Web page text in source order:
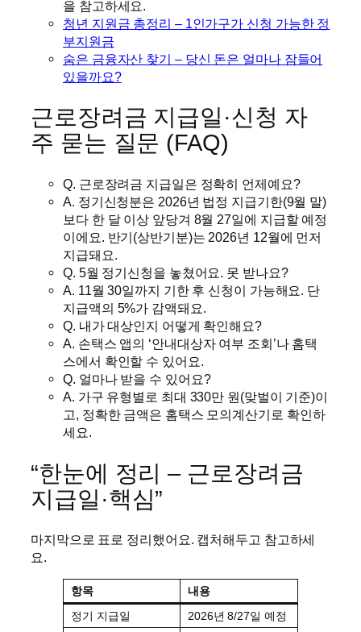
을 참고하세요.
청년 지원금 총정리 – 1인가구가 신청 가능한 정
부지원금
숨은 금융자산 찾기 – 당신 돈은 얼마나 잠들어
있을까요?
근로장려금 지급일·신청 자
주 묻는 질문 (FAQ)
Q. 근로장려금 지급일은 정확히 언제예요?
A. 정기신청분은 2026년 법정 지급기한(9월 말)
보다 한 달 이상 앞당겨 8월 27일에 지급할 예정
이에요. 반기(상반기분)는 2026년 12월에 먼저
지급돼요.
Q. 5월 정기신청을 놓쳤어요. 못 받나요?
A. 11월 30일까지 기한 후 신청이 가능해요. 단
지급액의 5%가 감액돼요.
Q. 내가 대상인지 어떻게 확인해요?
A. 손택스 앱의 ‘안내대상자 여부 조회’나 홈택
스에서 확인할 수 있어요.
Q. 얼마나 받을 수 있어요?
A. 가구 유형별로 최대 330만 원(맞벌이 기준)이
고, 정확한 금액은 홈택스 모의계산기로 확인하
세요.
“한눈에 정리 – 근로장려금
지급일·핵심”
마지막으로 표로 정리했어요. 캡처해두고 참고하세
요.
항목
내용
정기 지급일
2026년 8/27일 예정